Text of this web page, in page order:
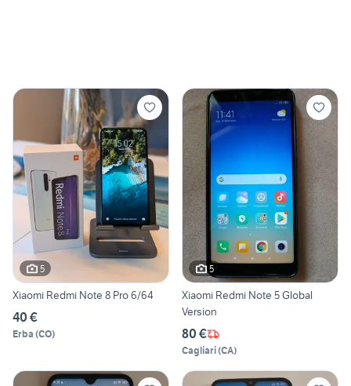
5
Xiaomi Redmi Note 8 Pro 6/64
40 €
Erba (CO)
5
Xiaomi Redmi Note 5 Global
Version
80 €
Cagliari(CA)